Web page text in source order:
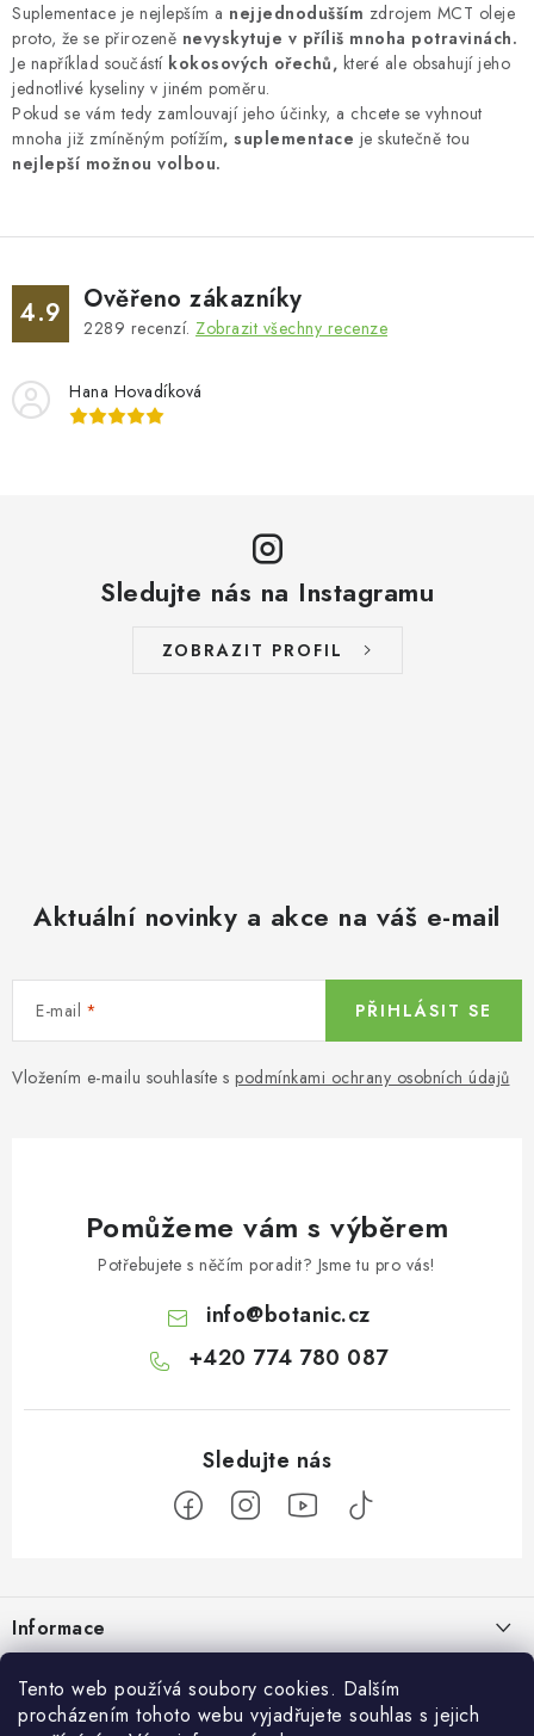
Tento web používá soubory cookies. Dalším
procházením tohoto webu vyjadřujete souhlas s jejich
Suplementace je nejlepším a nejjednodušším zdrojem MCT oleje
proto, že se přirozeně nevyskytuje v příliš mnoha potravinách.
Je například součástí kokosových ořechů, které ale obsahují jeho
jednotlivé kyseliny v jiném poměru.
Pokud se vám tedy zamlouvají jeho účinky, a chcete se vyhnout
mnoha již zmíněným potížím, suplementace je skutečně tou
nejlepší možnou volbou.
4.9 Ověřeno zákazníky
2289 recenzí. Zobrazit všechny recenze
Hana Hovadíková
Sledujte nás na Instagramu
ZOBRAZIT PROFIL
Aktuální novinky a akce na váš e-mail
E-mail
Vložením e-mailu souhlasíte s podmínkami ochrany osobních údajů
PŘIHLÁSIT SE
Pomůžeme vám s výběrem
Potřebujete s něčím poradit? Jsme tu pro vás!
info@botanic.cz
+420 774 780 087
p
a
Informace
Velkoobchod
Botanic